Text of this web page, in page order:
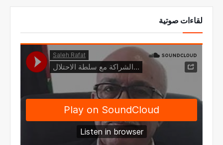
لقاءات صوتية